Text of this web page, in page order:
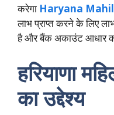
करेगा Haryana
लाभ प्राप्त करने के लिए
है और बैंक अकाउंट आधार
हरियाणा
का उद्देश्य